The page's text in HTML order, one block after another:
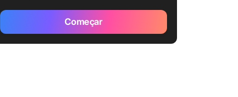
Começar